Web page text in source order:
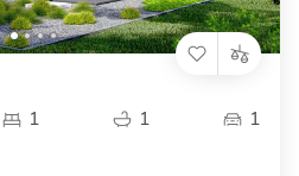
1 1 1